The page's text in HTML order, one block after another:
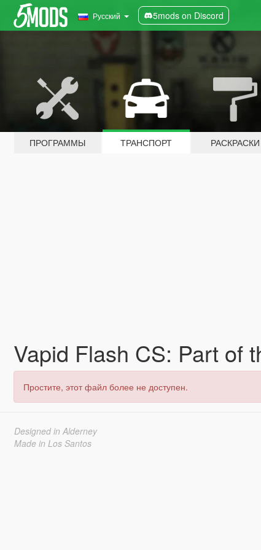
Русский 5mods on Discord
ПРОГРАММЫ ТРАНСПОРТ РАСКРАСКИ
Vapid Flash CS: Part of
Простите, этот файл более не доступен.
Designed in Alderney
Made in Los Santos